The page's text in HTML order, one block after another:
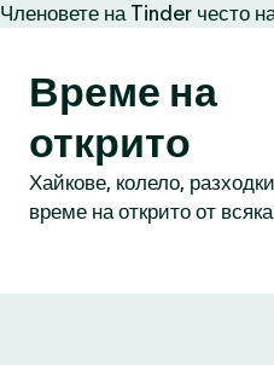
Членовете на Tinder често
Време на
открито
Хайкове, колело,
време на открито от